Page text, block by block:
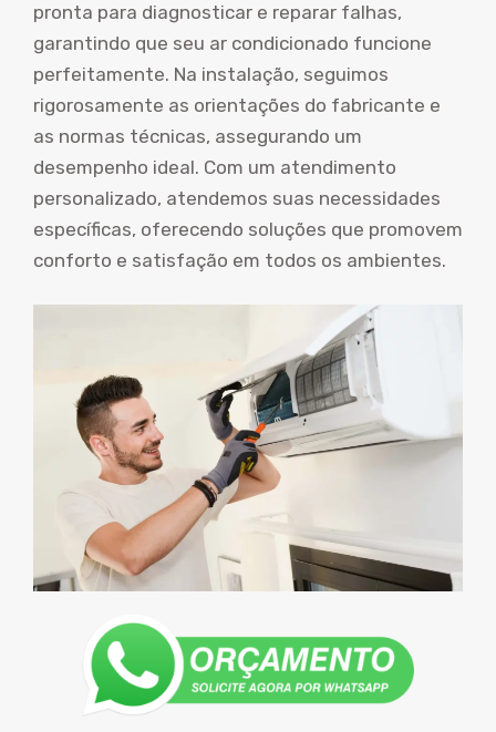
pronta para diagnosticar e reparar falhas,
garantindo que seu ar condicionado funcione
perfeitamente. Na instalação, seguimos
rigorosamente as orientações do fabricante e
as normas técnicas, assegurando um
desempenho ideal. Com um atendimento
personalizado, atendemos suas necessidades
específicas, oferecendo soluções que promovem
conforto e satisfação em todos os ambientes.